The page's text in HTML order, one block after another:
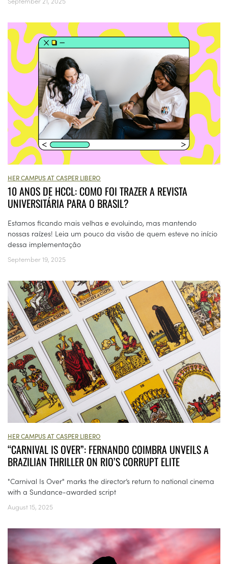
HER CAMPUS AT CASPER LIBERO
10 ANOS DE HCCL: COMO FOI TRAZER A REVISTA
UNIVERSITÁRIA PARA O BRASIL?
Estamos ficando mais velhas e evoluindo, mas mantendo
nossas raízes! Leia um pouco da visão de quem esteve no início
dessa implementação
September 19, 2025
HER CAMPUS AT CASPER LIBERO
“CARNIVAL IS OVER”: FERNANDO COIMBRA UNVEILS A
BRAZILIAN THRILLER ON RIO’S CORRUPT ELITE
"Carnival Is Over" marks the director’s return to national cinema
with a Sundance-awarded script
August 15, 2025